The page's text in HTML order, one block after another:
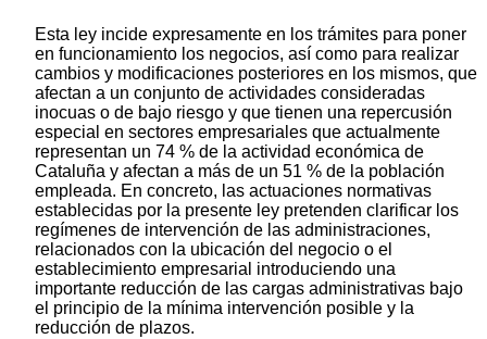
Esta ley incide expresamente en los trámites para poner
en funcionamiento los negocios, así como para realizar
cambios y modificaciones posteriores en los mismos, que
afectan a un conjunto de actividades consideradas
inocuas o de bajo riesgo y que tienen una repercusión
especial en sectores empresariales que actualmente
representan un 74 % de la actividad económica de
Cataluña y afectan a más de un 51 % de la población
empleada. En concreto, las actuaciones normativas
establecidas por la presente ley pretenden clarificar los
regímenes de intervención de las administraciones,
relacionados con la ubicación del negocio o el
establecimiento empresarial introduciendo una
importante reducción de las cargas administrativas bajo
el principio de la mínima intervención posible y la
reducción de plazos.